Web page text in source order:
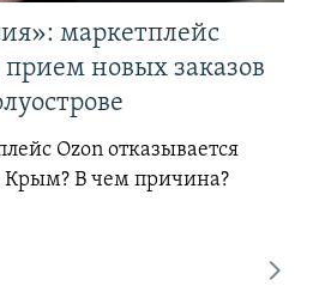
маркетплейс
новых заказов
Ozon отказывается
Крым? В чем причина?